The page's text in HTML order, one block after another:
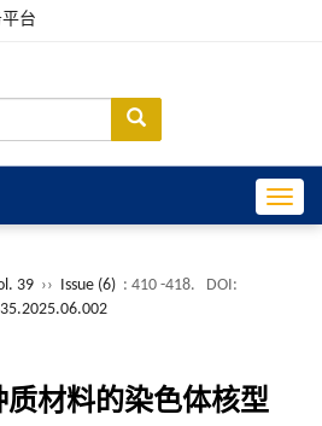
台
39 ›› Issue (6) : 410 -418.
DOI:
质材料的染色体核型